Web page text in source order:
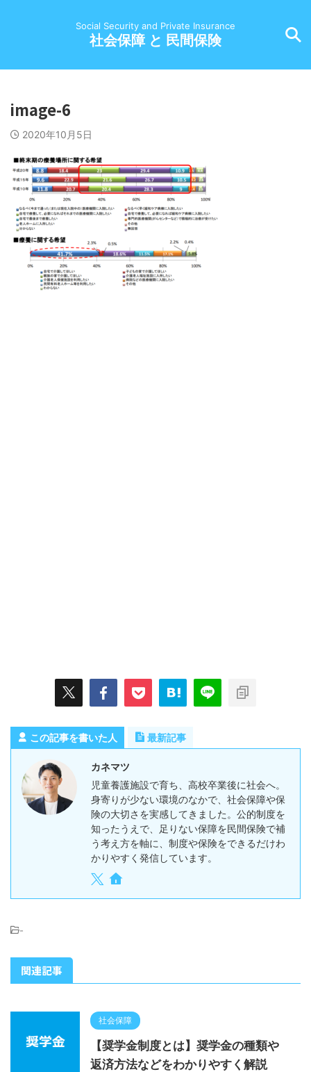
Social Security and Private Insurance
社会保障 と 民間保険
image-6
2020年10月5日
この記事を書いた人 最新記事
カネマツ
児童養護施設で育ち、高校卒業後に社会へ。
身寄りが少ない環境のなかで、社会保障や保
険の大切さを実感してきました。公的制度を
知ったうえで、足りない保障を民間保険で補
う考え方を軸に、制度や保険をできるだけわ
かりやすく発信しています。
-
関連記事
社会保障
【奨学金制度とは】奨学金の種類や
返済方法などをわかりやすく解説